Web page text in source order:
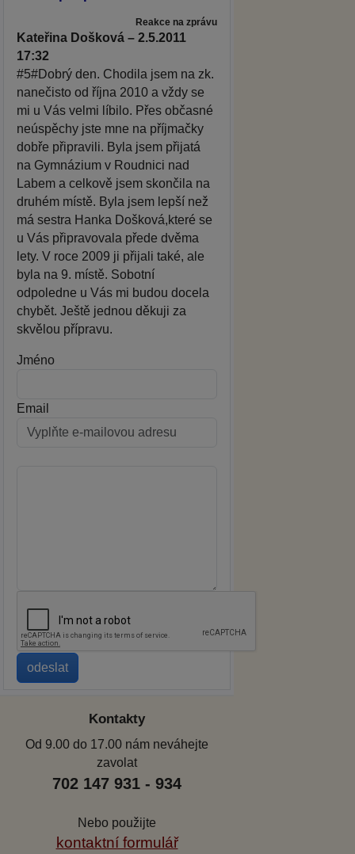
Reakce na zprávu
Kateřina Došková – 2.5.2011
17:32
#5#Dobrý den. Chodila jsem na zk.
nanečisto od října 2010 a vždy se
mi u Vás velmi líbilo. Přes občasné
neúspěchy jste mne na příjmačky
dobře připravili. Byla jsem přijatá
na Gymnázium v Roudnici nad
Labem a celkově jsem skončila na
druhém místě. Byla jsem lepší než
má sestra Hanka Došková,které se
u Vás připravovala přede dvěma
lety. V roce 2009 ji přijali také, ale
byla na 9. místě. Sobotní
odpoledne u Vás mi budou docela
chybět. Ještě jednou děkuji za
skvělou přípravu.
Jméno
Email
Kontakty
Od 9.00 do 17.00 nám neváhejte
zavolat
702 147 931 - 934
Nebo použijte
kontaktní formulář